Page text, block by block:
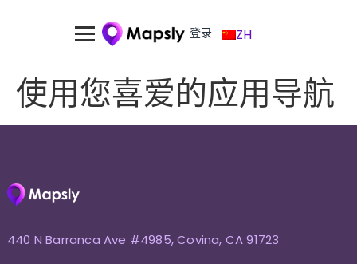
登录 ZH
使用您喜爱的应用导航
440 N Barranca Ave #4985, Covina, CA 91723